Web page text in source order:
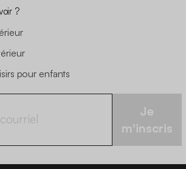
?
pour enfants
Je
m'inscris